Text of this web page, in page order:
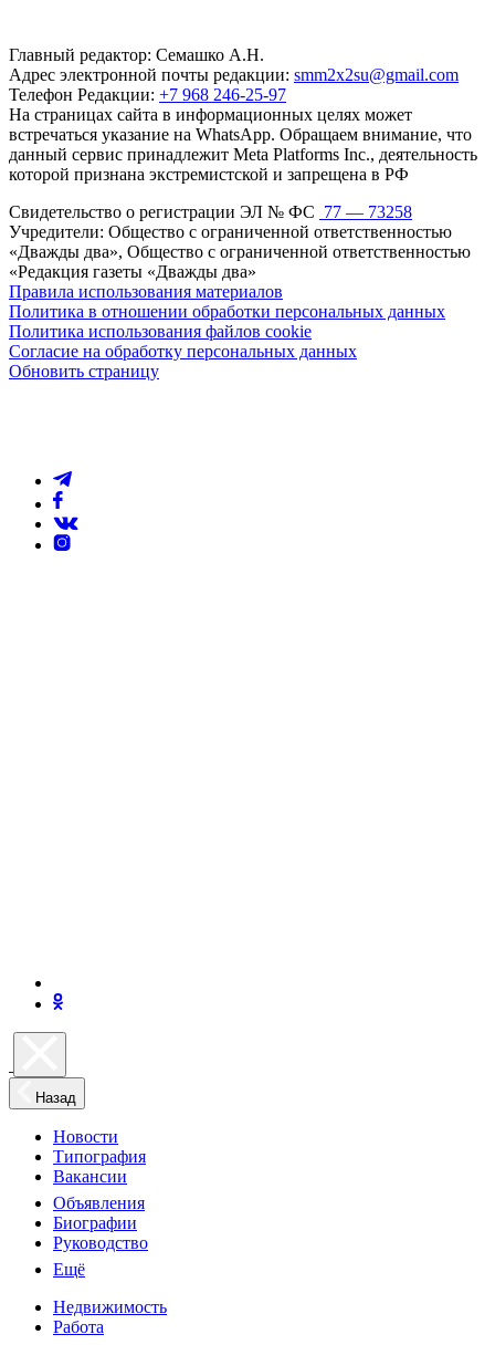
Главный редактор: Семашко А.Н.
Адрес электронной почты редакции: smm2x2su@gmail.com
Телефон Редакции: +7 968 246-25-97
На страницах сайта в информационных целях может
встречаться указание на WhatsApp. Обращаем внимание, что
данный сервис принадлежит Meta Platforms Inc., деятельность
которой признана экстремистской и запрещена в РФ
Свидетельство о регистрации ЭЛ № ФС 77 — 73258
Учредители: Общество с ограниченной ответственностью
«Дважды два», Общество с ограниченной ответственностью
«Редакция газеты «Дважды два»
Правила использования материалов
Политика в отношении обработки персональных данных
Политика использования файлов cookie
Согласие на обработку персональных данных
Обновить страницу
Назад
Новости
Типография
Вакансии
Объявления
Биографии
Руководство
Ещё
Недвижимость
Работа